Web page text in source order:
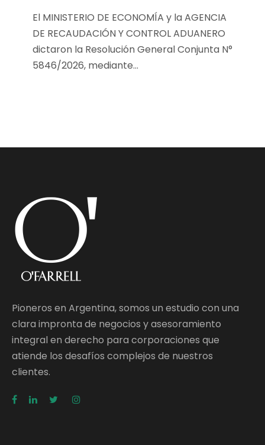
El MINISTERIO DE ECONOMÍA y la AGENCIA
DE RECAUDACIÓN Y CONTROL ADUANERO
dictaron la Resolución General Conjunta N°
5846/2026, mediante...
Pioneros en Argentina, somos un estudio con una
clara impronta de negocios y asesoramiento
integral en derecho para corporaciones que
atiende los desafíos complejos de nuestros
clientes.